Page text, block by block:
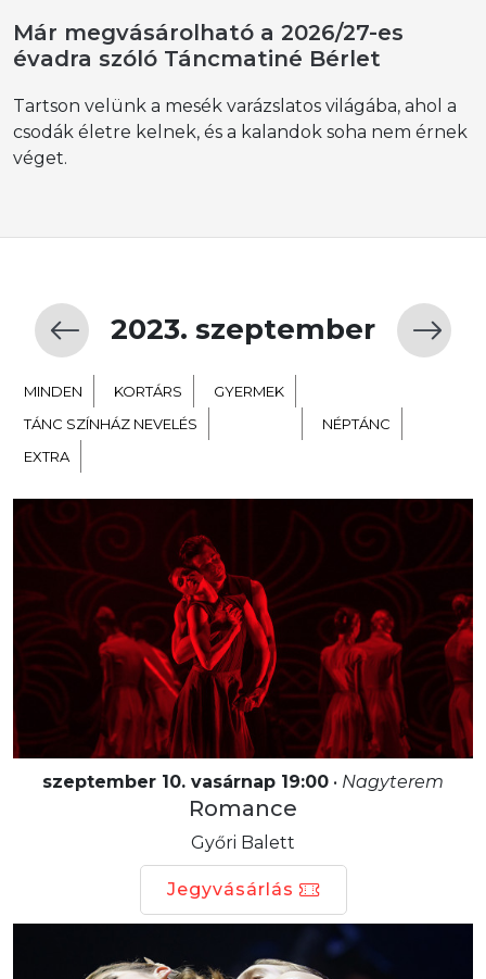
Már megvásárolható a 2026/27-es
évadra szóló Táncmatiné Bérlet
Tartson velünk a mesék varázslatos világába, ahol a
csodák életre kelnek, és a kalandok soha nem érnek
véget.
2023. szeptember
MINDEN KORTÁRS
GYERMEK
TÁNC SZÍNHÁZ NEVELÉS
NÉPTÁNC
EXTRA
szeptember 10. vasárnap 19:00 • Nagyterem
Romance
Győri Balett
Jegyvásárlás